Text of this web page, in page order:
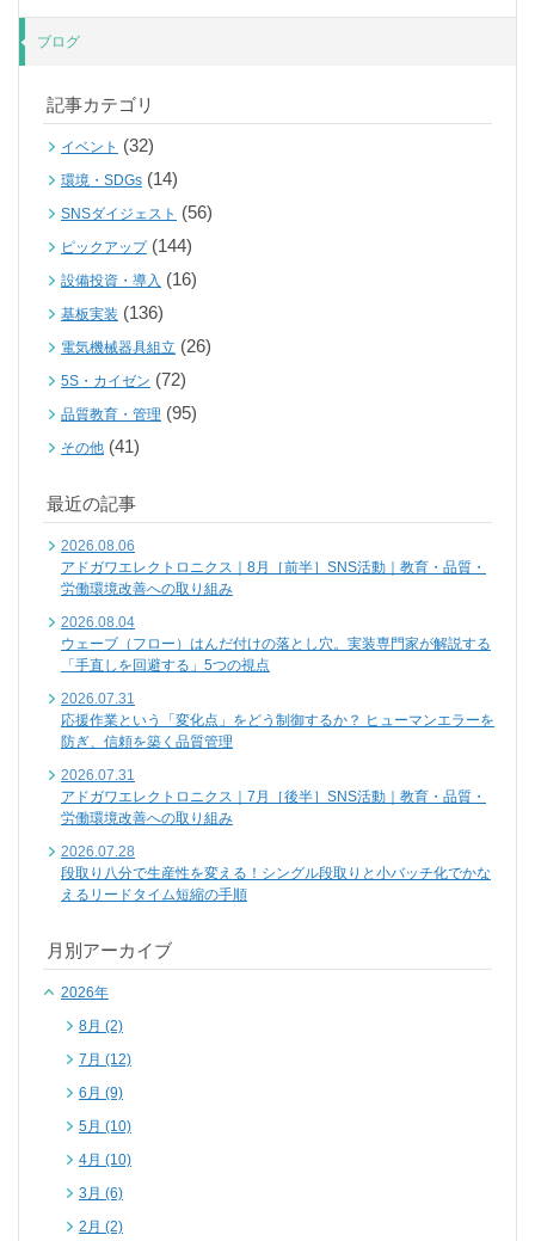
ブログ
記事カテゴリ
イベント (32)
環境・SDGs (14)
SNSダイジェスト (56)
ピックアップ(144)
設備投資・導入 (16)
基板実装 (136)
電気機械器具組立 (26)
5S・カイゼン (72)
品質教育・管理 (95)
その他 (41)
最近の記事
2026.08.06
アドガワエレクトロニクス｜8月［前半］SNS活動｜教育・品質・
労働環境改善への取り組み
2026.08.04
ウェーブ（フロー）はんだ付けの落とし穴。実装専門家が解説する
「手直しを回避する」5つの視点
2026.07.31
応援作業という「変化点」をどう制御するか？ ヒューマンエラーを
防ぎ、信頼を築く品質管理
2026.07.31
アドガワエレクトロニクス｜7月［後半］SNS活動｜教育・品質・
労働環境改善への取り組み
2026.07.28
段取り八分で生産性を変える！シングル段取りと小バッチ化でかな
えるリードタイム短縮の手順
月別アーカイブ
2026年
8月 (2)
7月 (12)
6月 (9)
5月 (10)
4月 (10)
3月 (6)
2月 (2)